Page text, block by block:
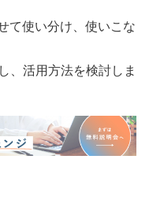
て使い分け、使いこな
、活用方法を検討しま